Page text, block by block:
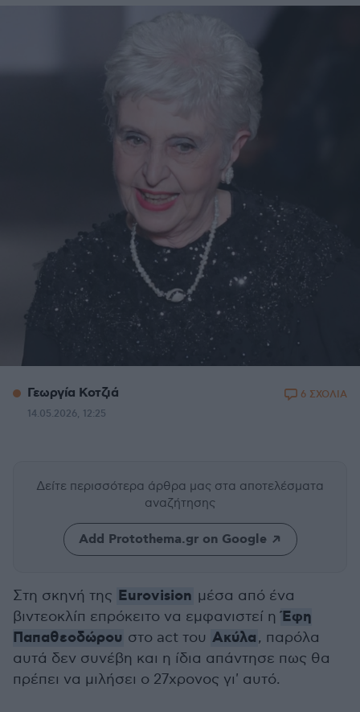
Γεωργία Κοτζιά
14.05.2026, 12:25
6 ΣΧΟΛΙΑ
Δείτε περισσότερα άρθρα μας στα αποτελέσματα
αναζήτησης
Add Protothema.gr on Google
Στη σκηνή της Eurovision μέσα από ένα
βιντεοκλίπ επρόκειτο να εμφανιστεί ηΈφη
Παπαθεοδώρου στο act του Ακύλα, παρόλα
αυτά δεν συνέβη και η ίδια απάντησε πως θα
πρέπει να μιλήσει ο 27χρονος γι' αυτό.